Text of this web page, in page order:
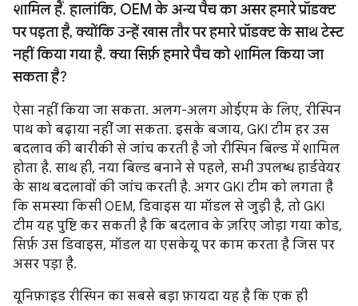
शामिल हैं.हालांकि, OEM के अन्य पैच का असर हमारे प्रॉडक्ट
पर पड़ता है,क्योंकि उन्हें खास तौर पर हमारे प्रॉडक्ट के साथ टेस्ट
नहीं किया गया है.क्या सिर्फ़ हमारे पैच को शामिल किया जा
सकता है?
ऐसा नहीं किया जा सकता. अलग-अलग ओईएम के लिए, रीस्पिन
पाथ को बढ़ाया नहीं जा सकता. इसके बजाय, GKI टीम हर उस
बदलाव की बारीकी से जांच करती है जो रीस्पिन बिल्ड में शामिल
होता है. साथ ही, नया बिल्ड बनाने से पहले, सभी उपलब्ध हार्डवेयर
के साथ बदलावों की जांच करती है. अगर GKI टीम को लगता है
कि समस्या किसी OEM, डिवाइस या मॉडल से जुड़ी है, तो GKI
टीम यह पुष्टि कर सकती है कि बदलाव के ज़रिए जोड़ा गया कोड,
सिर्फ़ उस डिवाइस, मॉडल या एसकेयू पर काम करता है जिस पर
असर पड़ा है.
यूनिफ़ाइड रीस्पिन का सबसे बड़ा फ़ायदा यह है कि एक ही